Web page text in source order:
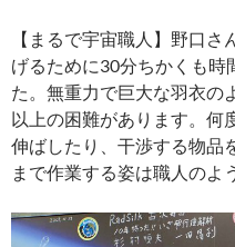
【まるで宇宙職人】野口
げるために30分ちかくも時
た。無重力で巨大な羽衣の
以上の困難があります。何
伸ばしたり、干渉する物品
まで作業する姿は職人のよ